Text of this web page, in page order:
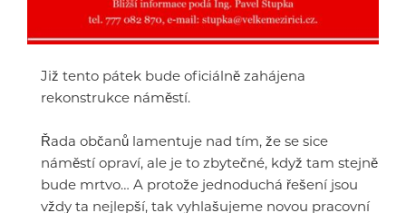
Již tento pátek bude oficiálně zahájena
rekonstrukce náměstí.
Řada občanů lamentuje nad tím, že se sice
náměstí opraví, ale je to zbytečné, když tam stejně
bude mrtvo… A protože jednoduchá řešení jsou
vždy ta nejlepší, tak vyhlašujeme novou pracovní